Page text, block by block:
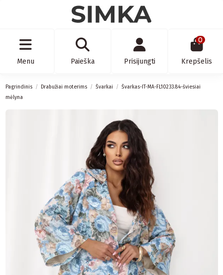
Menu Paieška Prisijungti
0
Krepšelis
Pagrindinis Drabužiai moterims Švarkai
Švarkas-IT-MA-FL10233.84-šviesiai
mėlyna